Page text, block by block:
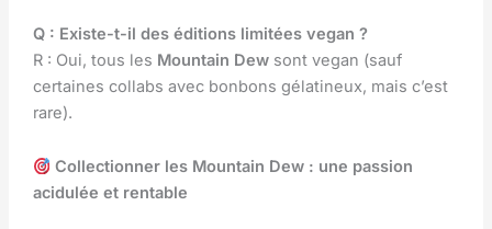
Q : Existe-t-il des éditions limitées vegan ?
R : Oui, tous les Mountain Dewsont vegan (sauf
certaines collabs avec bonbons gélatineux, mais c’est
rare).
Collectionner les Mountain Dew : une passion
acidulée et rentable